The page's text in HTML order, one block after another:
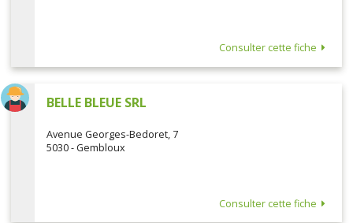
Consulter cette fiche
BELLE BLEUE SRL
Avenue Georges-Bedoret, 7
5030 - Gembloux
Consulter cette fiche